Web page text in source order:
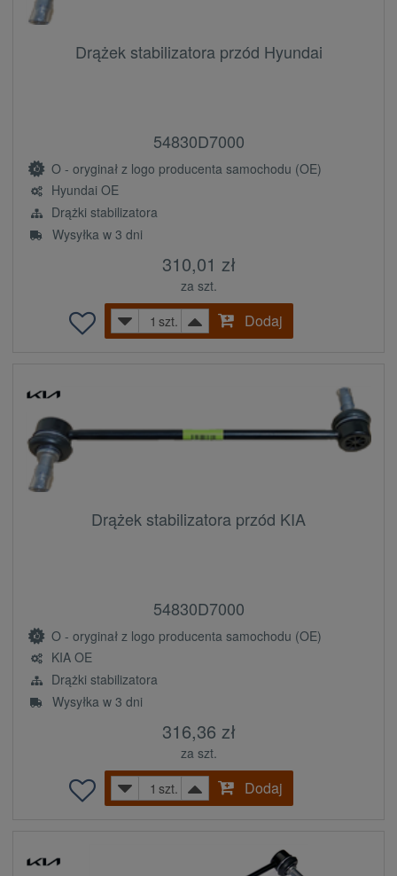
Drążek stabilizatora przód Hyundai
54830D7000
O - oryginał z logo producenta samochodu (OE)
Hyundai OE
Drążki stabilizatora
Wysyłka w 3 dni
310,01 zł
za szt.
szt.
Dodaj
Drążek stabilizatora przód KIA
54830D7000
O - oryginał z logo producenta samochodu (OE)
KIA OE
Drążki stabilizatora
Wysyłka w 3 dni
316,36 zł
za szt.
szt.
Dodaj